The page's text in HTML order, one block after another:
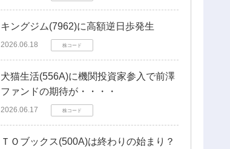
キングジム(7962)に高額逆日歩発生
2026.06.18 株コード
犬猫生活(556A)に機関投資家参入で前澤
ファンドの期待が・・・・
2026.06.17 株コード
ＴＯブックス(500A)は終わりの始まり？